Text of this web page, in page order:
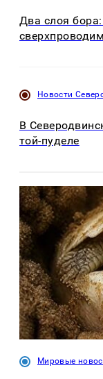
Два слоя
Новости
В
той-пуделе
Мировые